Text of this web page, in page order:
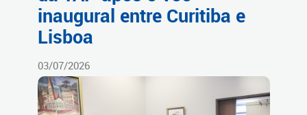
inaugural entre Curitiba e
Lisboa
03/07/2026